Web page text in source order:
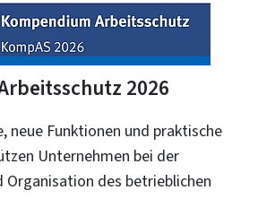
2026
neue Funktionen und praktische
Unternehmen bei der
des betrieblichen